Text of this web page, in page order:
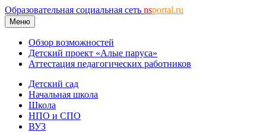
Образовательная социальная сеть nsportal.ru
Меню
Обзор возможностей
Детский проект «Алые паруса»
Аттестация педагогических работников
Детский сад
Начальная школа
Школа
НПО и СПО
ВУЗ